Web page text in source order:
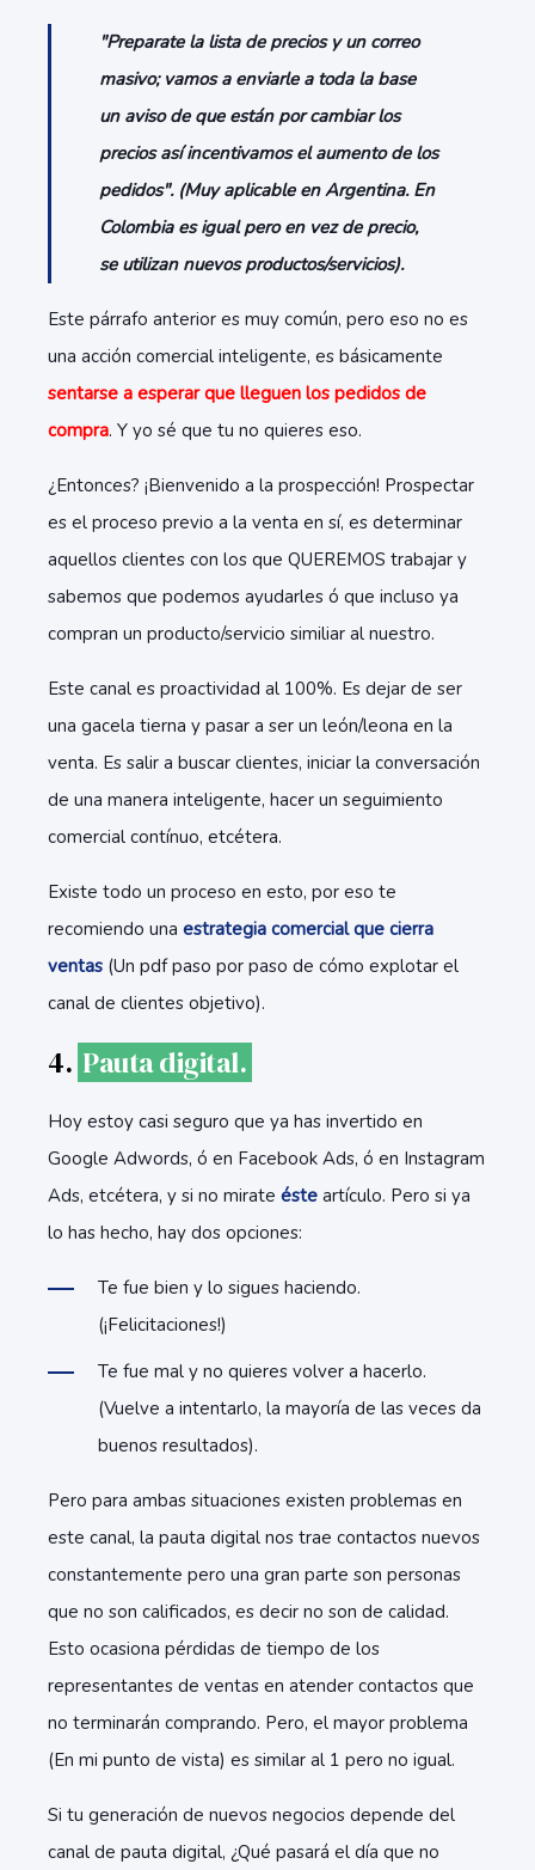
"Preparate la lista de precios y un correo
masivo; vamos a enviarle a toda la base
un aviso de que están por cambiar los
precios así incentivamos el aumento de los
pedidos". (Muy aplicable en Argentina. En
Colombia es igual pero en vez de precio,
se utilizan nuevos productos/servicios).
Este párrafo anterior es muy común, pero eso no es
una acción comercial inteligente, es básicamente
sentarse a esperar que lleguen los pedidos de
compra. Y yo sé que tu no quieres eso.
¿Entonces? ¡Bienvenido a la prospección! Prospectar
es el proceso previo a la venta en sí, es determinar
aquellos clientes con los que QUEREMOS trabajar y
sabemos que podemos ayudarles ó que incluso ya
compran un producto/servicio similiar al nuestro.
Este canal es proactividad al 100%. Es dejar de ser
una gacela tierna y pasar a ser un león/leona en la
venta. Es salir a buscar clientes, iniciar la conversación
de una manera inteligente, hacer un seguimiento
comercial contínuo, etcétera.
Existe todo un proceso en esto, por eso te
recomiendo una estrategia comercial que cierra
ventas (Un pdf paso por paso de cómo explotar el
canal de clientes objetivo).
4. Pauta digital.
Hoy estoy casi seguro que ya has invertido en
Google Adwords, ó en Facebook Ads, ó en Instagram
Ads, etcétera, y si no mirate éste artículo. Pero si ya
lo has hecho, hay dos opciones:
Te fue bien y lo sigues haciendo.
(¡Felicitaciones!)
Te fue mal y no quieres volver a hacerlo.
(Vuelve a intentarlo, la mayoría de las veces da
buenos resultados).
Pero para ambas situaciones existen problemas en
este canal, la pauta digital nos trae contactos nuevos
constantemente pero una gran parte son personas
que no son calificados, es decir no son de calidad.
Esto ocasiona pérdidas de tiempo de los
representantes de ventas en atender contactos que
no terminarán comprando. Pero, el mayor problema
(En mi punto de vista) es similar al 1 pero no igual.
Si tu generación de nuevos negocios depende del
canal de pauta digital, ¿Qué pasará el día que no